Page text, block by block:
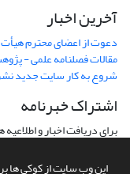
این وب سایت از کوکی ها
آخرین اخبار
دعوت از اعضای محترم
مقالات فصلنامه علمی -
شروع به کار سایت جدید
اشتراک خبرنامه
برای دریافت اخبار و